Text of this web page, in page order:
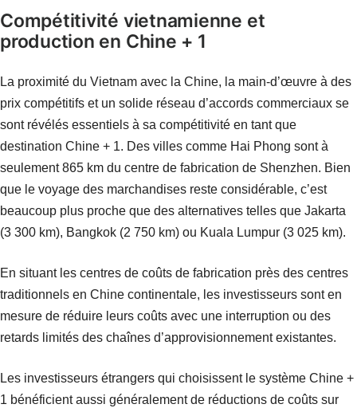
Compétitivité vietnamienne et
production en Chine + 1
La proximité du Vietnam avec la Chine, la main-d’œuvre à des
prix compétitifs et un solide réseau d’accords commerciaux se
sont révélés essentiels à sa compétitivité en tant que
destination Chine + 1. Des villes comme Hai Phong sont à
seulement 865 km du centre de fabrication de Shenzhen. Bien
que le voyage des marchandises reste considérable, c’est
beaucoup plus proche que des alternatives telles que Jakarta
(3 300 km), Bangkok (2 750 km) ou Kuala Lumpur (3 025 km).
En situant les centres de coûts de fabrication près des centres
traditionnels en Chine continentale, les investisseurs sont en
mesure de réduire leurs coûts avec une interruption ou des
retards limités des chaînes d’approvisionnement existantes.
Les investisseurs étrangers qui choisissent le système Chine +
1 bénéficient aussi généralement de réductions de coûts sur